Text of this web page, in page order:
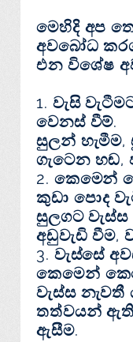
මෙහිදි අප
අවබෝධ
එන විශේෂ
1. වැසි
වෙනස්‌ වීම්.
සුලන් හැමීම,
ගැටෙන හඬ,
2. කෙමෙන්
කුඩා පොද
සුලගට වැස්‌ස
අඩුවැඩි වීම,
3. වැස්‌සේ
කෙමෙන්
වැස්‌ස නැවතී
තත්වයන්
ඇසීම.